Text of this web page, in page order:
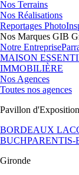
Nos Terrains
Nos Réalisations
Reportages Photo
Nos Marques GIB
Notre Entreprise
MAISON
IMMOBILIÈRE
Nos Agences
Toutes nos agences
Pavillon d'Exposition
BORDEAUX LAC
BUCHPARENTIS-
Gironde